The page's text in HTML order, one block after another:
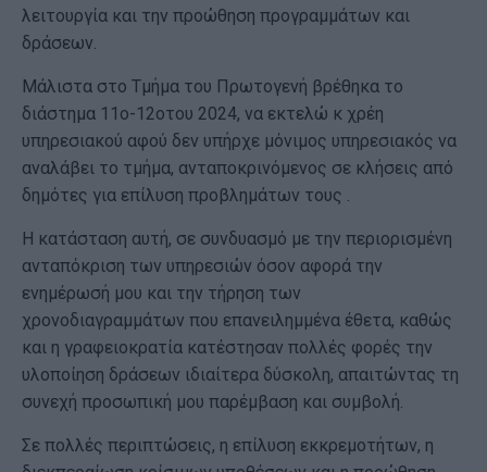
λειτουργία και την προώθηση προγραμμάτων και
δράσεων.
Μάλιστα στο Τμήμα του Πρωτογενή βρέθηκα το
διάστημα 11ο-12οτου 2024, να εκτελώ κ χρέη
υπηρεσιακού αφού δεν υπήρχε μόνιμος υπηρεσιακός να
αναλάβει το τμήμα, ανταποκρινόμενος σε κλήσεις από
δημότες για επίλυση προβλημάτων τους .
Η κατάσταση αυτή, σε συνδυασμό με την περιορισμένη
ανταπόκριση των υπηρεσιών όσον αφορά την
ενημέρωσή μου και την τήρηση των
χρονοδιαγραμμάτων που επανειλημμένα έθετα, καθώς
και η γραφειοκρατία κατέστησαν πολλές φορές την
υλοποίηση δράσεων ιδιαίτερα δύσκολη, απαιτώντας τη
συνεχή προσωπική μου παρέμβαση και συμβολή.
Σε πολλές περιπτώσεις, η επίλυση εκκρεμοτήτων, η